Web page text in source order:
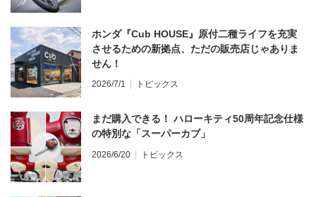
ホンダ『Cub HOUSE』原付二種ライフを充実
させるための新拠点、ただの販売店じゃありま
せん！
2026/7/1 トピックス
まだ購入できる！ ハローキティ50周年記念仕様
の特別な「スーパーカブ」
2026/6/20 トピックス